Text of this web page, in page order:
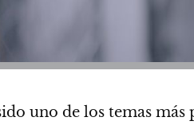
uno de los temas más